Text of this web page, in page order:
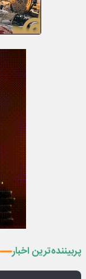
پربیننده‌ترین اخبار